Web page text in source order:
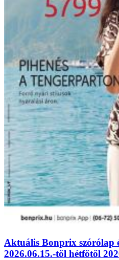
Aktuális Bonprix szórólap
2026.06.15.-től hétfőtől